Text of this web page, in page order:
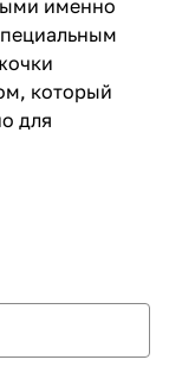
именно
который
для